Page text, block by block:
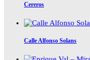
Cereros
Calle Alfonso Solans